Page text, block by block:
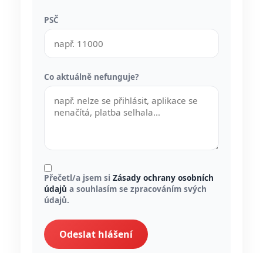
PSČ
Co aktuálně nefunguje?
Přečetl/a jsem si Zásady ochrany osobních
údajů a souhlasím se zpracováním svých
údajů.
Odeslat hlášení